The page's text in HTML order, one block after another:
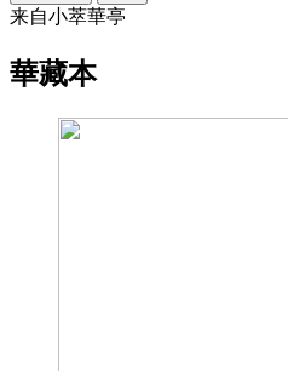
来自小萃華亭
華藏本